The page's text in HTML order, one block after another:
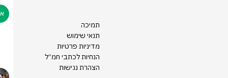
תמיכה
תנאי שימוש
מדיניות פרטיות
הנחיות לכתבי חמ״ל
הצהרת נגישות